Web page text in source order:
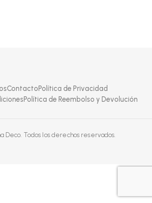
ContactoPolítica de Privacidad
Política de Reembolso y Devolución
Deco. Todos los derechos reservados.